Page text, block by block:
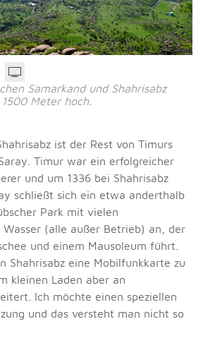
Samarkand und Shahrisabz
Meter hoch.
ist der Rest von Timurs
Timur war ein erfolgreicher
und um 1336 bei Shahrisabz
schließt sich ein etwa anderthalb
Park mit vielen
Wasser (alle außer Betrieb) an, der
und einem Mausoleum führt.
Shahrisabz eine Mobilfunkkarte zu
kleinen Laden aber an
Ich möchte einen speziellen
und das versteht man nicht so